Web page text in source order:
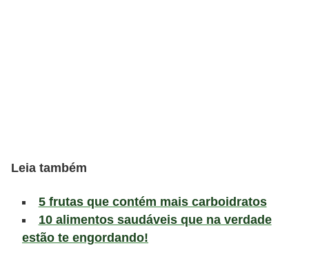
Leia também
5 frutas que contém mais carboidratos
10 alimentos saudáveis que na verdade
estão te engordando!
v